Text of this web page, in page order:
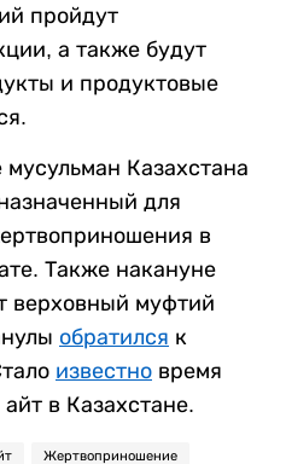
пройдут
а также будут
и продуктовые
Казахстана
для
в
Также накануне
верховный муфтий
обратился к
известно время
в Казахстане.
Жертвоприношение